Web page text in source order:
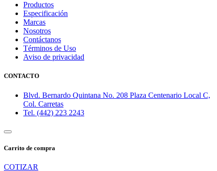
Productos
Especificación
Marcas
Nosotros
Contáctanos
Términos de Uso
Aviso de privacidad
CONTACTO
Blvd. Bernardo Quintana No. 208 Plaza Centenario Local C,
Col. Carretas
Tel. (442) 223 2243
Carrito de compra
COTIZAR